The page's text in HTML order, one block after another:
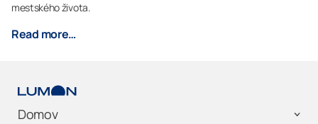
mestského života.
Read more…
Domov